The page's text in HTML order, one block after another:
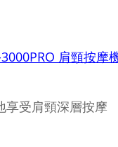
肩頸按摩
享受肩頸深層按摩